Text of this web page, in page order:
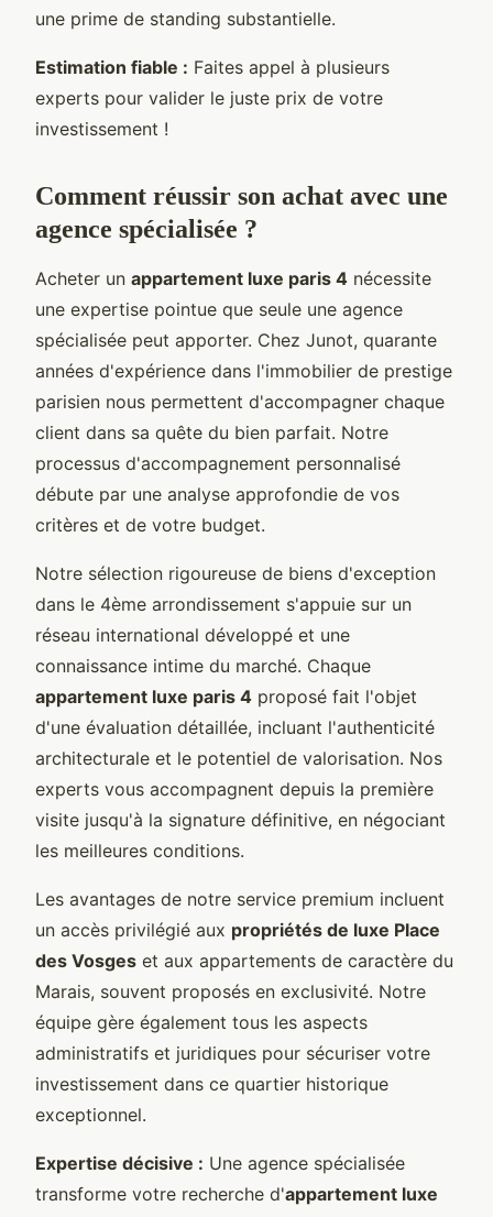
une prime de standing substantielle.
Estimation fiable : Faites appel à plusieurs
experts pour valider le juste prix de votre
investissement !
Comment réussir son achat avec une
agence spécialisée ?
Acheter un appartement luxe paris 4 nécessite
une expertise pointue que seule une agence
spécialisée peut apporter. Chez Junot, quarante
années d'expérience dans l'immobilier de prestige
parisien nous permettent d'accompagner chaque
client dans sa quête du bien parfait. Notre
processus d'accompagnement personnalisé
débute par une analyse approfondie de vos
critères et de votre budget.
Notre sélection rigoureuse de biens d'exception
dans le 4ème arrondissement s'appuie sur un
réseau international développé et une
connaissance intime du marché. Chaque
appartement luxe paris 4 proposé fait l'objet
d'une évaluation détaillée, incluant l'authenticité
architecturale et le potentiel de valorisation. Nos
experts vous accompagnent depuis la première
visite jusqu'à la signature définitive, en négociant
les meilleures conditions.
Les avantages de notre service premium incluent
un accès privilégié aux propriétés de luxe Place
des Vosges et aux appartements de caractère du
Marais, souvent proposés en exclusivité. Notre
équipe gère également tous les aspects
administratifs et juridiques pour sécuriser votre
investissement dans ce quartier historique
exceptionnel.
Expertise décisive : Une agence spécialisée
transforme votre recherche d'appartement luxe